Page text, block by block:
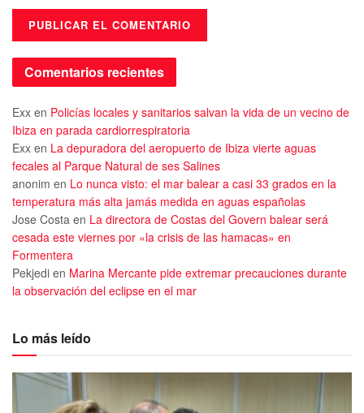
Comentarios recientes
Exx en Policías locales y sanitarios salvan la vida de un vecino de
Ibiza en parada cardiorrespiratoria
Exx en La depuradora del aeropuerto de Ibiza vierte aguas
fecales al Parque Natural de ses Salines
anonim en Lo nunca visto: el mar balear a casi 33 grados en la
temperatura más alta jamás medida en aguas españolas
Jose Costa en La directora de Costas del Govern balear será
cesada este viernes por «la crisis de las hamacas» en
Formentera
Pekjedi en Marina Mercante pide extremar precauciones durante
la observación del eclipse en el mar
Lo más leído